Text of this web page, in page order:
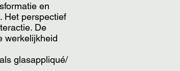
en
Het perspectief
De
werkelijkheid
glasappliqué/